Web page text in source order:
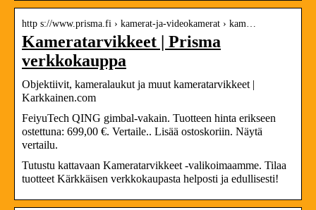
http s://www.prisma.fi › kamerat-ja-videokamerat › kam…
Kameratarvikkeet | Prisma
verkkokauppa
Objektiivit, kameralaukut ja muut kameratarvikkeet |
Karkkainen.com
FeiyuTech QING gimbal-vakain. Tuotteen hinta erikseen
ostettuna: 699,00 €. Vertaile.. Lisää ostoskoriin. Näytä
vertailu.
Tutustu kattavaan Kameratarvikkeet -valikoimaamme. Tilaa
tuotteet Kärkkäisen verkkokaupasta helposti ja edullisesti!